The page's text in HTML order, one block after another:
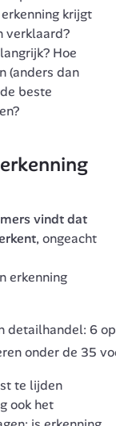
krijgt
verklaard?
Hoe
(anders dan
beste
vindt dat
, ongeacht
erkenning
detailhandel: 6
onder de 35
te lijden
ook het